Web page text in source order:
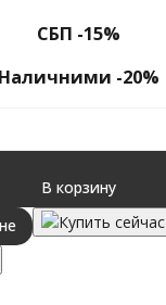
СБП -15%
Наличними -20%
В корзину
Купить сейчас